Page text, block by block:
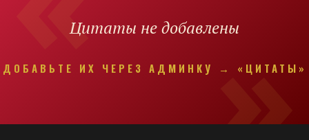
Цитаты не добавлены
ДОБАВЬТЕ ИХ ЧЕРЕЗ АДМИНКУ → «ЦИТАТЫ»